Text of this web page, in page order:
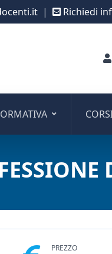
| Richiedi
PREZZO